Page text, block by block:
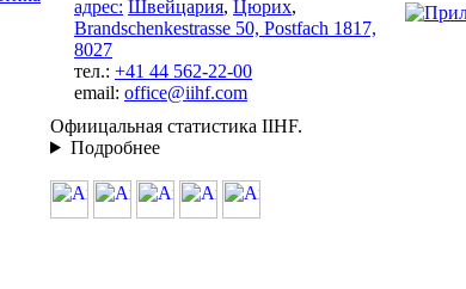
адрес: Швейцария, Цюрих,
Brandschenkestrasse 50, Postfach 1817,
8027
тел.: +41 44 562-22-00
email: office@iihf.com
Офиицальная статистика IIHF.
Подробнее